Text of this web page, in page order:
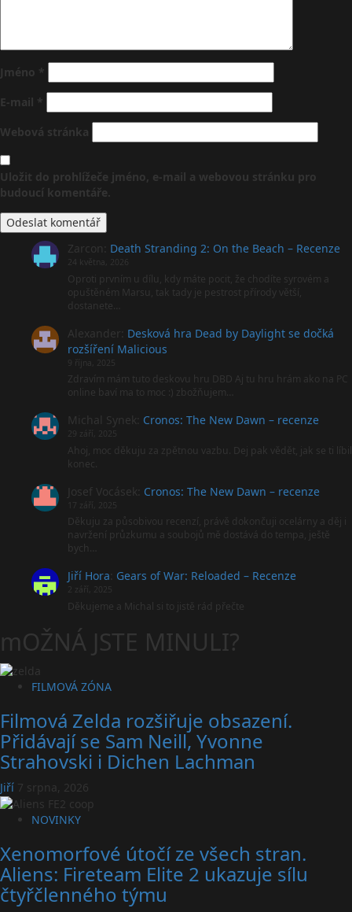
Jméno *
E-mail *
Webová stránka
Uložit do prohlížeče jméno, e-mail a webovou stránku pro
budoucí komentáře.
Zarcon Death Stranding 2: On the Beach – Recenze
24 května, 2026
Oproti prvním u dílu, kdy máte pocit, že chodíte syrovém a
opuštěném Marsu, tak tady je pestrost přírody větší,
dostanete…
Alexander Desková hra Dead by Daylight se dočká
rozšíření Malicious
9 října, 2025
Zdravím mám tuto deskovu hru DBD Aj tu hru hrám ako na PC
online baví ma to moc :) zbožňujem…
Michal Synek Cronos: The New Dawn – recenze
29 září, 2025
Ahoj, moc děkuju za zpětnou vazbu. Dej pak vědět, jak se ti líbil
konec.
Josef Vocásek Cronos: The New Dawn – recenze
17 září, 2025
Děkuju za působivou recenzí, právě dokončuji ocelárny a děj i
navržení průzkumu a soubojů mě dostává do tempa, ještě
bych…
Jiří Hora Gears of War: Reloaded – Recenze
2 září, 2025
Děkujeme a Michal si to jistě rád přečte
mOŽNÁ JSTE MINULI?
FILMOVÁ ZÓNA
Filmová Zelda rozšiřuje obsazení.
Přidávají se Sam Neill, Yvonne
Strahovski i Dichen Lachman
Jiří 7 srpna, 2026
NOVINKY
Xenomorfové útočí ze všech stran.
Aliens: Fireteam Elite 2 ukazuje sílu
čtyřčlenného týmu